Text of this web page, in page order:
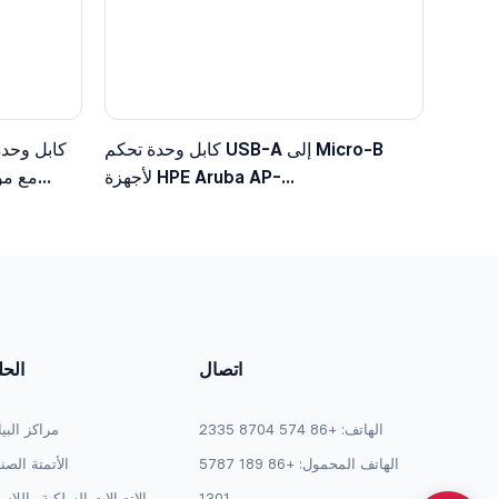
كابل
كابل وحدة تحكم USB-A إلى Micro-B
لأجهزة HPE Aruba AP-
مراكز
الأتمتة
اتصال
الهاتف: +86 574 8704 2335
الهاتف المحمول: +86 189 5787